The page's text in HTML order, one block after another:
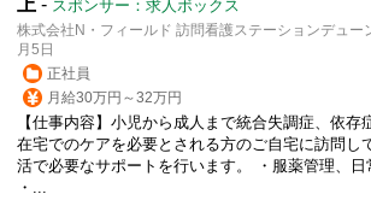
スポンサー：求人ボックス
株式会社N・フィールド 訪問看護ステーションデュー
月5日
正社員
月給30万円～32万円
【仕事内容】小児から成人まで統合失調症、依存
在宅でのケアを必要とされる方のご自宅に訪問し
活で必要なサポートを行います。 ・服薬管理、
・...